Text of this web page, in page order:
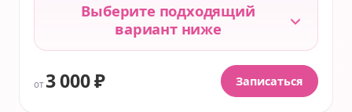
Выберите подходящий
вариант ниже
от 3 000 ₽ Записаться